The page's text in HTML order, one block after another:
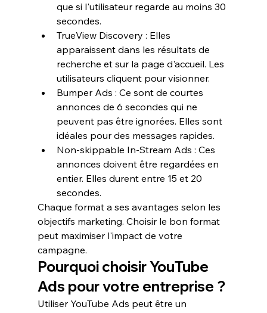
que si l'utilisateur regarde au moins 30
secondes.
TrueView Discovery : Elles
apparaissent dans les résultats de
recherche et sur la page d'accueil. Les
utilisateurs cliquent pour visionner.
Bumper Ads : Ce sont de courtes
annonces de 6 secondes qui ne
peuvent pas être ignorées. Elles sont
idéales pour des messages rapides.
Non-skippable In-Stream Ads : Ces
annonces doivent être regardées en
entier. Elles durent entre 15 et 20
secondes.
Chaque format a ses avantages selon les
objectifs marketing. Choisir le bon format
peut maximiser l'impact de votre
campagne.
Pourquoi choisir YouTube
Ads pour votre entreprise ?
Utiliser YouTube Ads peut être un